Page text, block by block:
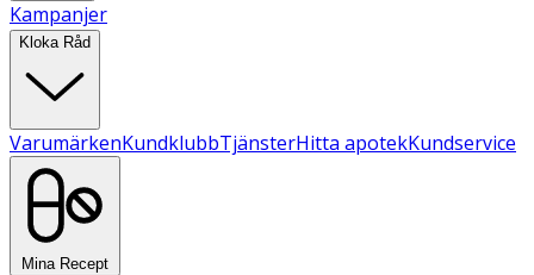
Kampanjer
Kloka Råd
VarumärkenKundklubbTjänsterHitta apotekKundservice
Mina Recept